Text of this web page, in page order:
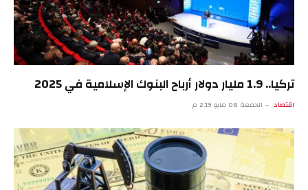
تركيا.. 1.9 مليار دولار أرباح البنوك الإسلامية في 2025
اقتصاد الجمعة 08 مايو 2:19 م